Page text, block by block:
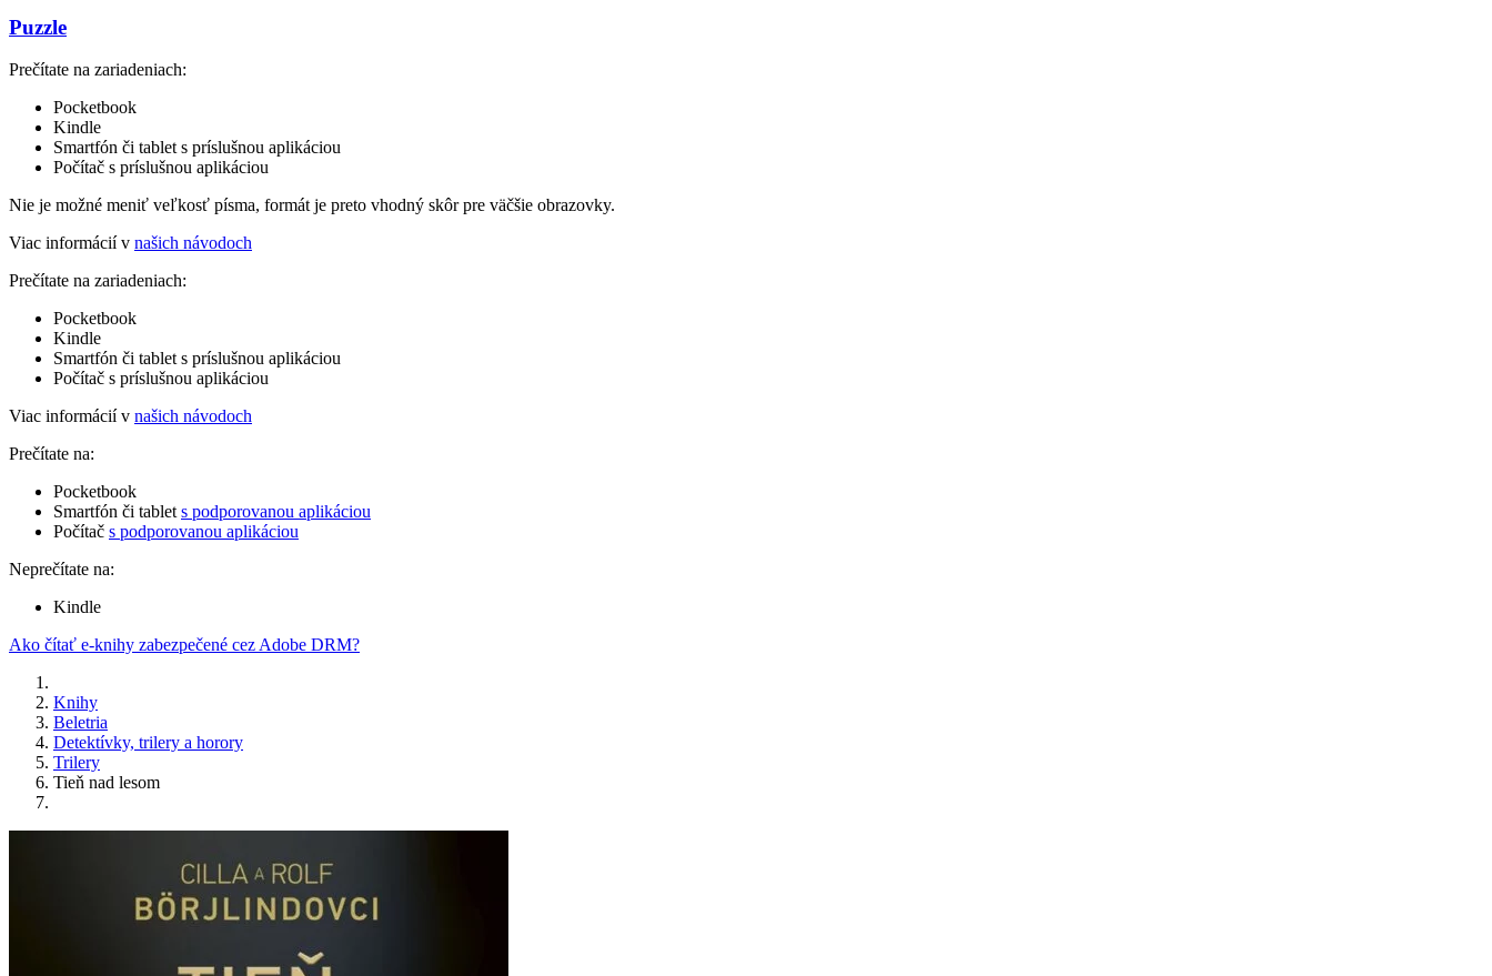
Puzzle
Prečítate na zariadeniach:
Pocketbook
Kindle
Smartfón či tablet s príslušnou aplikáciou
Počítač s príslušnou aplikáciou
Nie je možné meniť veľkosť písma, formát je preto vhodný skôr pre väčšie obrazovky.
Viac informácií v našich návodoch
Prečítate na zariadeniach:
Pocketbook
Kindle
Smartfón či tablet s príslušnou aplikáciou
Počítač s príslušnou aplikáciou
Viac informácií v našich návodoch
Prečítate na:
Pocketbook
Smartfón či tablet s podporovanou aplikáciou
Počítač s podporovanou aplikáciou
Neprečítate na:
Kindle
Ako čítať e-knihy zabezpečené cez Adobe DRM?
Knihy
Beletria
Detektívky, trilery a horory
Trilery
Tieň nad lesom